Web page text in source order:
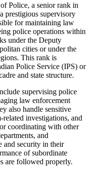
Police, a senior rank in
prestigious supervisory
for maintaining law
police operations within
under the Deputy
cities or under the
This rank is
Police Service (IPS) or
and state structure.
supervising police
law enforcement
also handle sensitive
related investigations, and
coordinating with other
and
and security in their
of subordinate
are followed properly.